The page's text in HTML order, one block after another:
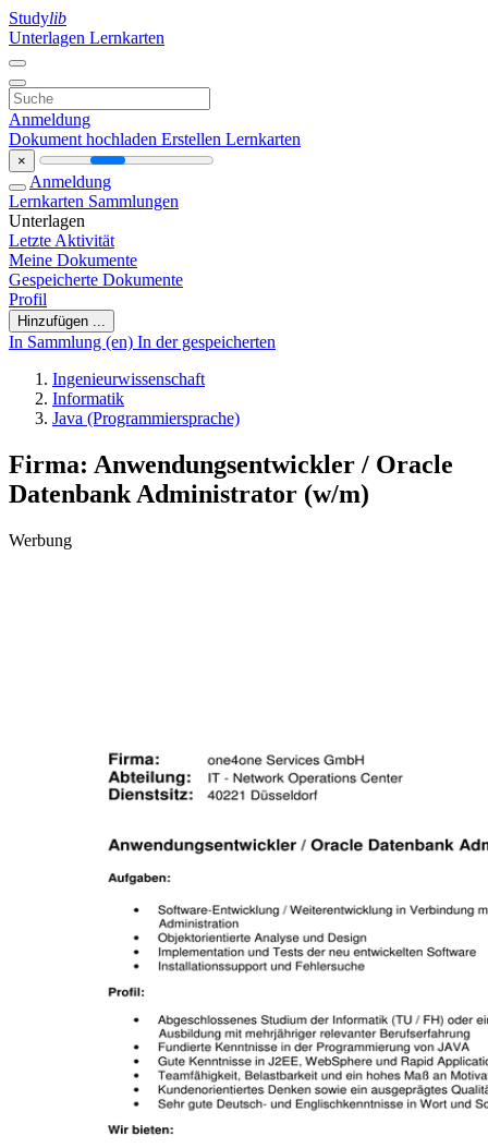
Studylib
Unterlagen Lernkarten
Anmeldung
Dokument hochladen Erstellen Lernkarten
×
Anmeldung
Lernkarten Sammlungen
Unterlagen
Letzte Aktivität
Meine Dokumente
Gespeicherte Dokumente
Profil
Hinzufügen ...
In Sammlung (en) In der gespeicherten
Ingenieurwissenschaft
Informatik
Java (Programmiersprache)
Firma: Anwendungsentwickler / Oracle
Datenbank Administrator (w/m)
Werbung